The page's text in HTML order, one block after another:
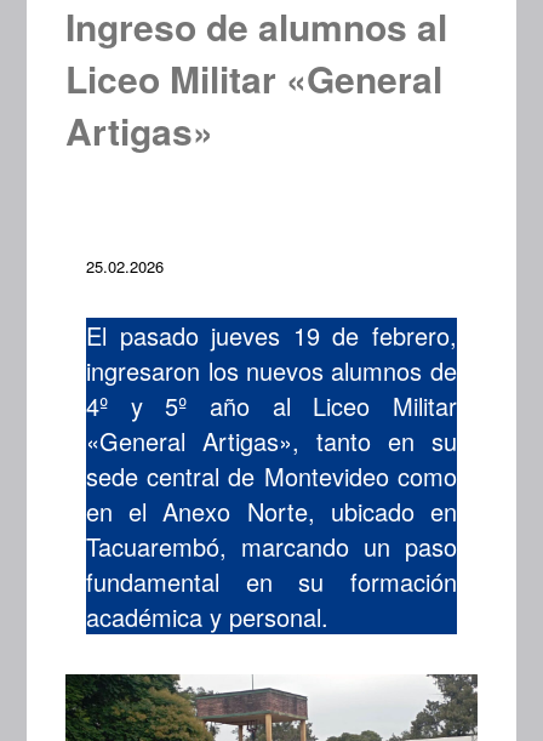
Ingreso de alumnos al
Liceo Militar «General
Artigas»
25.02.2026
El pasado jueves 19 de febrero,
ingresaron los nuevos alumnos de
4º y 5º año al Liceo Militar
«General Artigas», tanto en su
sede central de Montevideo como
en el Anexo Norte, ubicado en
Tacuarembó, marcando un paso
fundamental en su formación
académica y personal.